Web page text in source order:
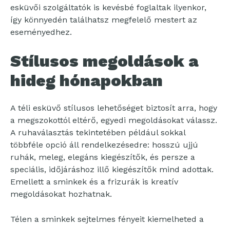
esküvői szolgáltatók is kevésbé foglaltak ilyenkor,
így könnyedén találhatsz megfelelő mestert az
eseményedhez.
Stílusos megoldások a
hideg hónapokban
A téli esküvő stílusos lehetőséget biztosít arra, hogy
a megszokottól eltérő, egyedi megoldásokat válassz.
A ruhaválasztás tekintetében például sokkal
többféle opció áll rendelkezésedre: hosszú ujjú
ruhák, meleg, elegáns kiegészítők, és persze a
speciális, időjáráshoz illő kiegészítők mind adottak.
Emellett a sminkek és a frizurák is kreatív
megoldásokat hozhatnak.
Télen a sminkek sejtelmes fényeit kiemelheted a